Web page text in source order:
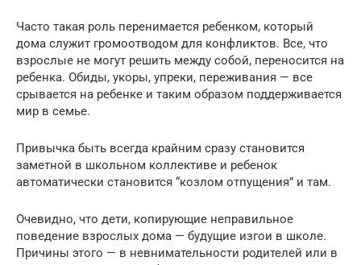
Часто такая роль перенимается ребенком, который
дома служит громоотводом для конфликтов. Все, что
взрослые не могут решить между собой, переносится на
ребенка. Обиды, укоры, упреки, переживания — все
срывается на ребенке и таким образом поддерживается
мир в семье.
Привычка быть всегда крайним сразу становится
заметной в школьном коллективе и ребенок
автоматически становится “козлом отпущения” и там.
Очевидно, что дети, копирующие неправильное
поведение взрослых дома — будущие изгои в школе.
Причины этого — в невнимательности родителей или в